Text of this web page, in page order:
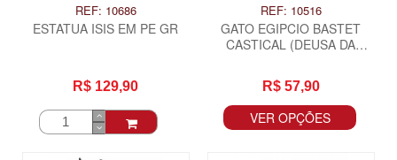
REF: 10686
ESTATUA ISIS EM PE GR
R$ 129,90
REF: 10516
GATO EGIPCIO BASTET
CASTICAL (DEUSA DA
R$ 57,90
VER OPÇÕES